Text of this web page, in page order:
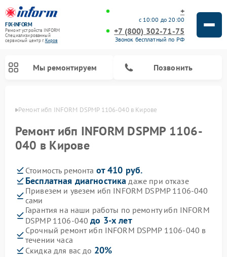
FIX-INFORM
Ремонт устройств INFORM
Специализированный
cервисный центр г.Киров
+
с 10:00 до 20:00
+7 (800) 302-71-75
Звонок бесплатный по РФ
Мы ремонтируем Позвонить
Ремонт ибп INFORM DSPMP 1106-040 в Кирове
Ремонт ибп INFORM DSPMP 1106-
040 в Кирове
Стоимость ремонта от 410 руб.
Бесплатная диагностика даже при отказе
Привезем и увезем ибп INFORM DSPMP 1106-040
сами
Гарантия на наши работы по ремонту ибп INFORM
DSPMP 1106-040до 3-х лет
Срочный ремонт ибп INFORM DSPMP 1106-040 в
течении часа
Скидка для вас до 20%